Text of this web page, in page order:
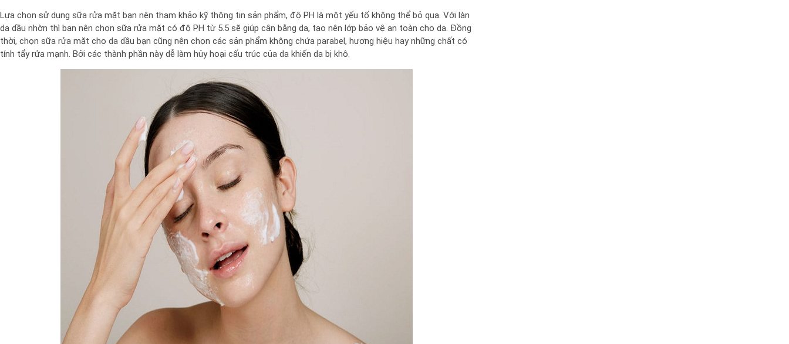
Lựa chọn sử dụng sữa rửa mặt bạn nên tham khảo kỹ thông tin sản phẩm, độ PH là một yếu tố không thể bỏ qua. Với làn
da dầu nhờn thì bạn nên chọn sữa rửa mặt có độ PH từ 5.5 sẽ giúp cân bằng da, tạo nên lớp bảo vệ an toàn cho da. Đồng
thời, chọn sữa rửa mặt cho da dầu bạn cũng nên chọn các sản phẩm không chứa parabel, hương hiệu hay những chất có
tính tẩy rửa mạnh. Bởi các thành phần này dễ làm hủy hoại cấu trúc của da khiến da bị khô.